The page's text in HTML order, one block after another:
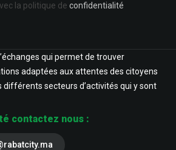
la politique de confidentialité
qui permet de trouver
adaptées aux attentes des citoyens
différents secteurs d’activités qui y sont
contactez nous :